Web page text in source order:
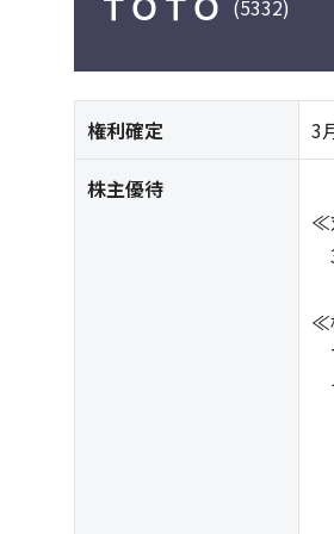
(5332)
権利確定 3
株主優待
≪
≪